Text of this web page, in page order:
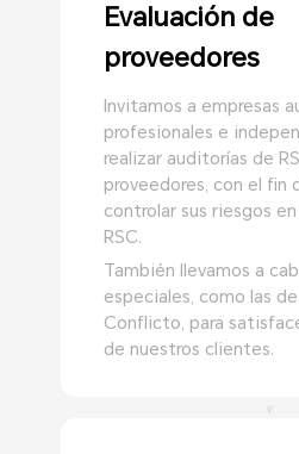
Evaluación de
proveedores
Invitamos a empresas
profesionales e
realizar auditorías de
proveedores, con el fin
controlar sus riesgos
RSC.
También llevamos a
especiales, como las
Conflicto, para
de nuestros clientes.